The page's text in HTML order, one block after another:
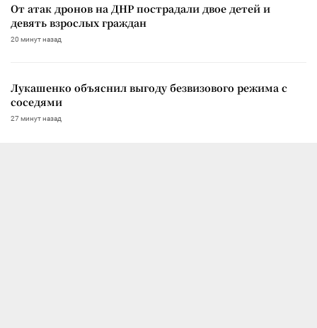
От атак дронов на ДНР пострадали двое детей и
девять взрослых граждан
20 минут назад
Лукашенко объяснил выгоду безвизового режима с
соседями
27 минут назад